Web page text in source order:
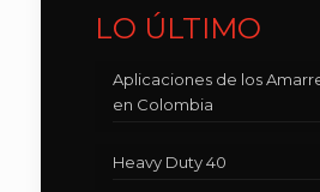
LO ÚLTIMO
Aplicaciones de los
en Colombia
Heavy Duty 40